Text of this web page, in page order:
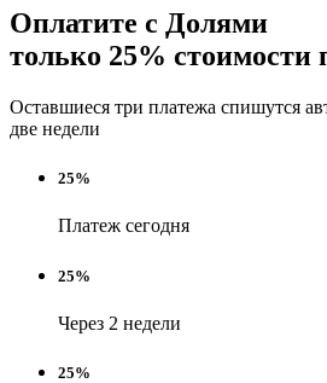
Оплатите с Долями
только 25% стоимости
Оставшиеся три платежа спишутся
две недели
25%
Платеж сегодня
25%
Через 2 недели
25%